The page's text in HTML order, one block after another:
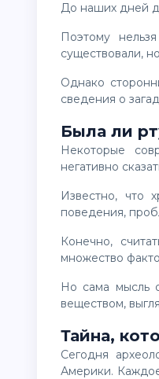
До наших дней
Поэтому нельзя исключать, что сведения о происхождении и использовании киновари когда-то
существовали,
Однако сторонники мистических гипотез видят в этом ещё одну странность: словно самые важные
сведения о
Была ли
Некоторые современные исследователи допускают, что многовековое накопление ртути могло
негативно
Известно, что хроническое отравление ртутью способно вызывать нарушения памяти, изменения
поведения,
Конечно, считать ртуть единственной причиной упадка цивилизации нельзя. Историки называют
множество
Но сама мысль о том, что элита майя на протяжении поколений могла контактировать с токсичным
веществом,
Тайна,
Сегодня археологи продолжают изучать загадочные следы ртути в древних городах Центральной
Америки.